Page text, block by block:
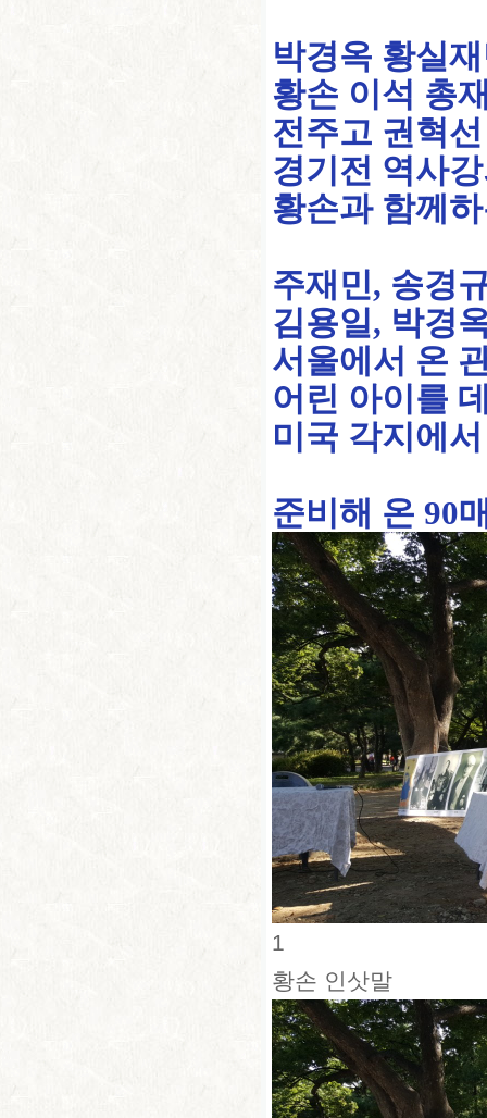
박경옥 황실
황손 이석 총
전주고 권혁
경기전 역사
황손과 함께
주재민, 송경
김용일, 박경
서울에서 온
어린 아이를
미국 각지에
준비해 온 90
1
황손 인삿말